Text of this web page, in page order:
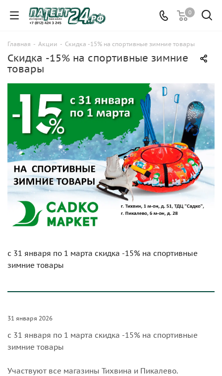
0
Главная - Акции - Скидка -15% на спортивные зимние товары
Скидка -15% на спортивные зимние
товары
с 31 января по 1 марта скидка -15% на спортивные
зимние товары
31 января 2026
с 31 января по 1 марта скидка -15% на спортивные
зимние товары
Участвуют все магазины Тихвина и Пикалево.